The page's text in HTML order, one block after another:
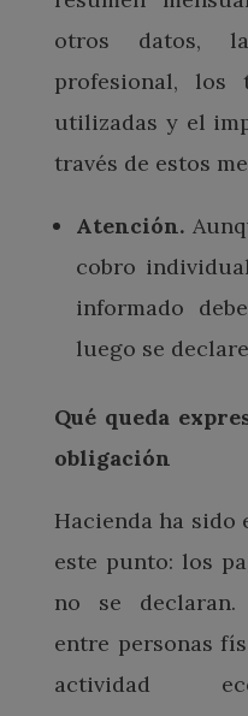
otros datos,
profesional, los
utilizadas y el
través de estos
Atención.
cobro
informado
luego se declare
Qué queda
obligación
Hacienda ha sido
este punto: los
no se declaran.
entre personas
actividad